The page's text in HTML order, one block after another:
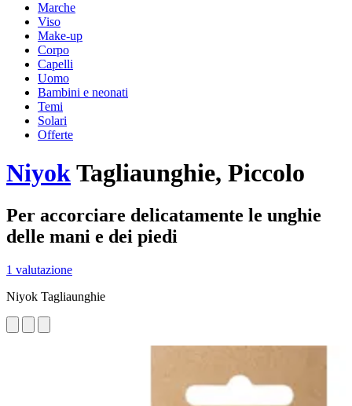
Marche
Viso
Make-up
Corpo
Capelli
Uomo
Bambini e neonati
Temi
Solari
Offerte
NiyokTagliaunghie, Piccolo
Per accorciare delicatamente le unghie
delle mani e dei piedi
1 valutazione
Niyok Tagliaunghie